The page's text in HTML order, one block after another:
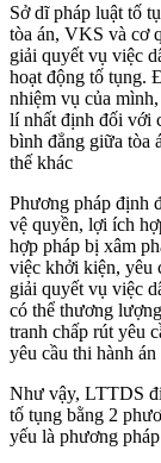
Sở dĩ pháp luật tố
tòa án, VKS và cơ
giải quyết vụ việc
hoạt động tố tụng.
nhiệm vụ của
lí nhất định đối với
bình đẳng giữa tòa
thế khác
Phương pháp định
vệ quyền, lợi ích
hợp pháp bị xâm
việc khởi kiện, yêu
giải quyết vụ việc
có thể thương
tranh chấp rút yêu
yêu cầu thi hành án
Như vậy, LTTDS
tố tụng bằng 2
yếu là phương